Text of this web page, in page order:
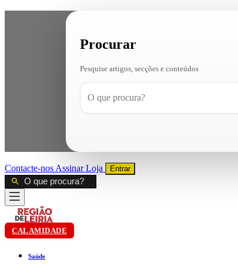
Procurar
Pesquise artigos, secções e conteúdos
Contacte-nos AssinarLoja Entrar
CALAMIDADE
Saúde